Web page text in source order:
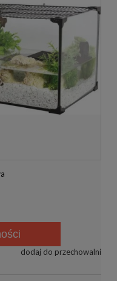
dodaj do przechowalni